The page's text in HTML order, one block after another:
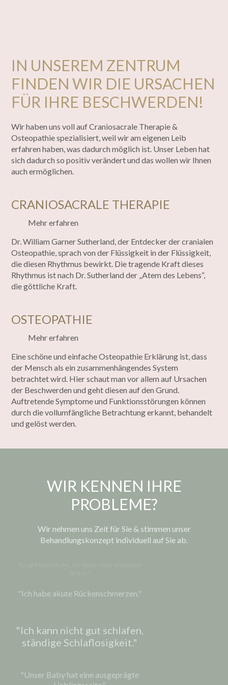
IN UNSEREM ZENTRUM
FINDEN WIR DIE URSACHEN
FÜR IHRE BESCHWERDEN!
Wir haben uns voll auf Craniosacrale Therapie &
Osteopathie spezialisiert, weil wir am eigenen Leib
erfahren haben, was dadurch möglich ist. Unser Leben hat
sich dadurch so positiv verändert und das wollen wir Ihnen
auch ermöglichen.
CRANIOSACRALE THERAPIE
Mehr erfahren
Dr. William Garner Sutherland, der Entdecker der cranialen
Osteopathie, sprach von der Flüssigkeit in der Flüssigkeit,
die diesen Rhythmus bewirkt. Die tragende Kraft dieses
Rhythmus ist nach Dr. Sutherland der „Atem des Lebens“,
die göttliche Kraft.
OSTEOPATHIE
Mehr erfahren
Eine schöne und einfache Osteopathie Erklärung ist, dass
der Mensch als ein zusammenhängendes System
betrachtet wird. Hier schaut man vor allem auf Ursachen
der Beschwerden und geht diesen auf den Grund.
Auftretende Symptome und Funktionsstörungen können
durch die vollumfängliche Betrachtung erkannt, behandelt
und gelöst werden.
WIR KENNEN IHRE
PROBLEME?
Wir nehmen uns Zeit für Sie & stimmen unser
Behandlungskonzept individuell auf Sie ab.
"Ich habe akute Rückenschmerzen."
"Ich kann nicht gut schlafen,
ständige Schlaflosigkeit."
"Unser Baby hat eine ausgeprägte